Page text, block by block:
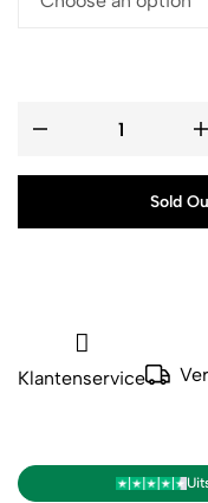
Sold
Klantenservice